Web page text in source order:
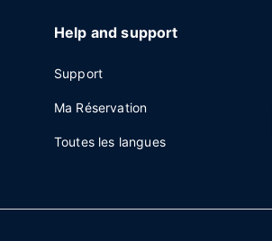
Help and support
Support
Ma Réservation
Toutes les langues